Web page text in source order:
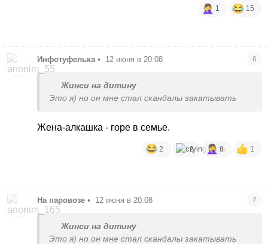
1 15
Инфотуфелька • 12 июня в 20:08 6
Жинси на дитину
Это я) но он мне стал скандалы закатывать
Жена-алкашка - горе в семье.
2 2 8 1
На паровозе • 12 июня в 20:08 7
Жинси на дитину
Это я) но он мне стал скандалы закатывать